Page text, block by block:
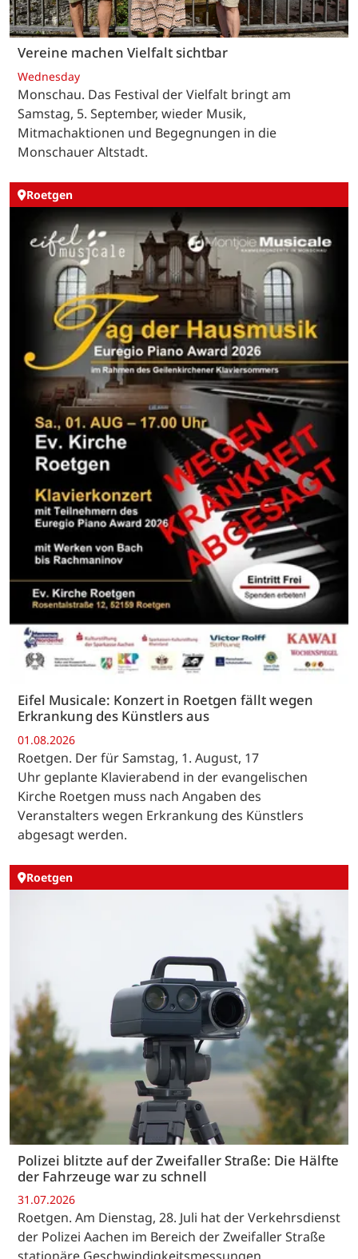
Vereine machen Vielfalt sichtbar
Wednesday
Monschau. Das Festival der Vielfalt bringt am
Samstag, 5. September, wieder Musik,
Mitmachaktionen und Begegnungen in die
Monschauer Altstadt.
Roetgen
Eifel Musicale: Konzert in Roetgen fällt wegen
Erkrankung des Künstlers aus
01.08.2026
Roetgen. Der für Samstag, 1. August, 17
Uhr geplante Klavierabend in der evangelischen
Kirche Roetgen muss nach Angaben des
Veranstalters wegen Erkrankung des Künstlers
abgesagt werden.
Roetgen
Polizei blitzte auf der Zweifaller Straße: Die Hälfte
der Fahrzeuge war zu schnell
31.07.2026
Roetgen. Am Dienstag, 28. Juli hat der Verkehrsdienst
der Polizei Aachen im Bereich der Zweifaller Straße